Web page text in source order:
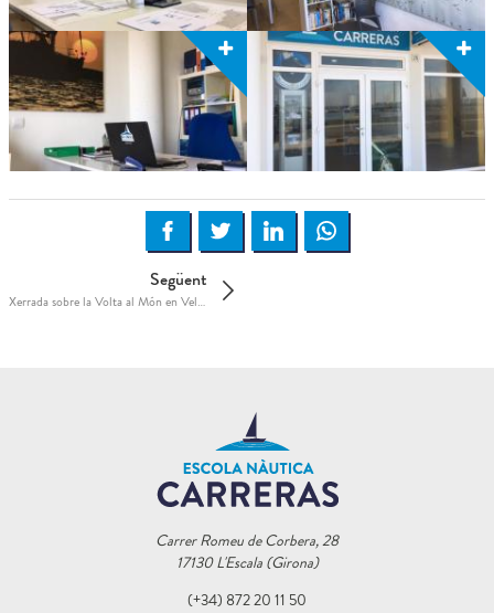
Següent
Xerrada sobre la Volta al Món en Veler i Globus
Carrer Romeu de Corbera, 28
17130 L'Escala (Girona)
(+34) 872 20 11 50